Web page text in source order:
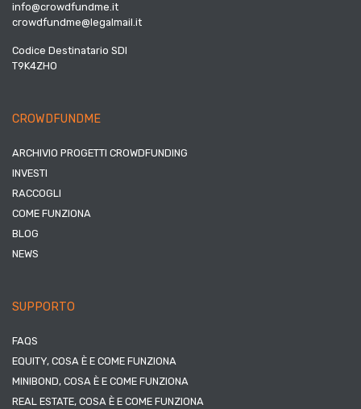
info@crowdfundme.it
crowdfundme@legalmail.it
Codice Destinatario SDI
T9K4ZHO
CROWDFUNDME
ARCHIVIO PROGETTI CROWDFUNDING
INVESTI
RACCOGLI
COME FUNZIONA
BLOG
NEWS
SUPPORTO
FAQS
EQUITY, COSA È E COME FUNZIONA
MINIBOND, COSA È E COME FUNZIONA
REAL ESTATE, COSA È E COME FUNZIONA